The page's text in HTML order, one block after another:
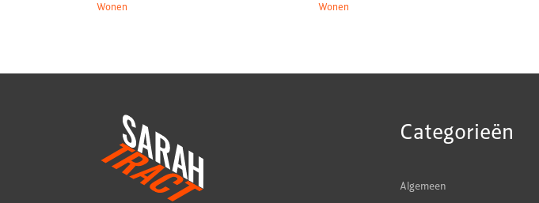
Wonen
Wonen
Categorieën
Algemeen